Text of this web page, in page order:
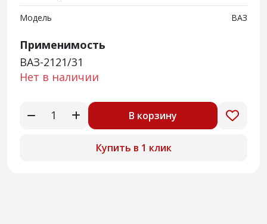
Модель ВАЗ
Применимость
ВАЗ-2121/31
Нет в наличии
В корзину
Купить в 1 клик